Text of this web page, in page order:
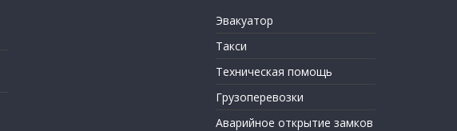
Эвакуатор
Такси
Техническая помощь
Грузоперевозки
Аварийное открытие замков